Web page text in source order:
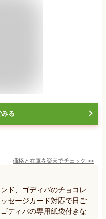
る
価格と在庫を楽天でチェック >>
ド、ゴディバのチョコレ
セージカード対応で日ご
ディバの専用紙袋付きな